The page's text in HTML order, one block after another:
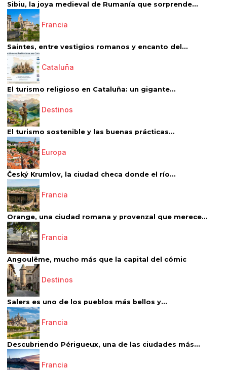
Sibiu, la joya medieval de Rumanía que sorprende...
Francia
Saintes, entre vestigios romanos y encanto del...
Cataluña
El turismo religioso en Cataluña: un gigante...
Destinos
El turismo sostenible y las buenas prácticas...
Europa
Český Krumlov, la ciudad checa donde el río...
Francia
Orange, una ciudad romana y provenzal que merece...
Francia
Angoulême, mucho más que la capital del cómic
Destinos
Salers es uno de los pueblos más bellos y...
Francia
Descubriendo Périgueux, una de las ciudades más...
Francia